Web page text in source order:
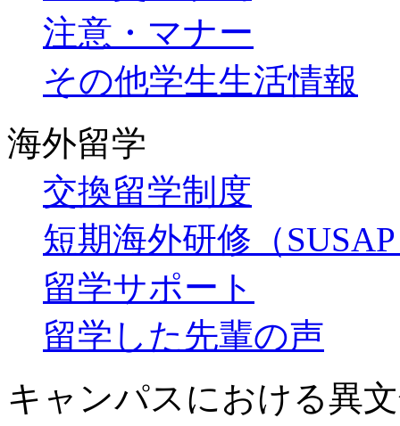
注意・マナー
その他学生生活情報
海外留学
交換留学制度
短期海外研修（
留学サポート
留学した先輩の声
キャンパスにおける異